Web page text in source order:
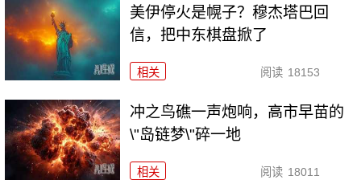
美伊停火是幌子？穆杰塔巴回
信，把中东棋盘掀了
相关 阅读 18153
冲之鸟礁一声炮响，高市早苗的
\"岛链梦\"碎一地
相关 阅读 18011